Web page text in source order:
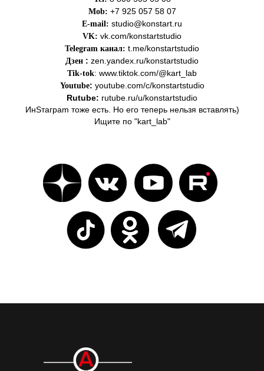
Mob: +7 925 057 58 07
E-mail: studio@konstart.ru
VK: vk.com/konstartstudio
Telegram канал: t.me/konstartstudio
Дзен : zen.yandex.ru/konstartstudio
Tik-tok: www.tiktok.com/@kart_lab
Youtube: youtube.com/c/konstartstudio
Rutube: rutube.ru/u/konstartstudio
ИнSтаграm тоже есть. Но его теперь нельзя вставлять)
Ищите по "kart_lab"